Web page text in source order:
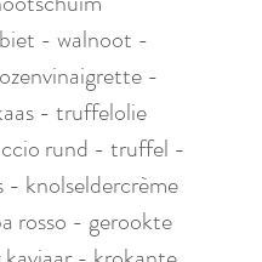
- walnoot -
-
- truffelolie
rund - truffel -
- knolseldercrème
rosso - gerookte